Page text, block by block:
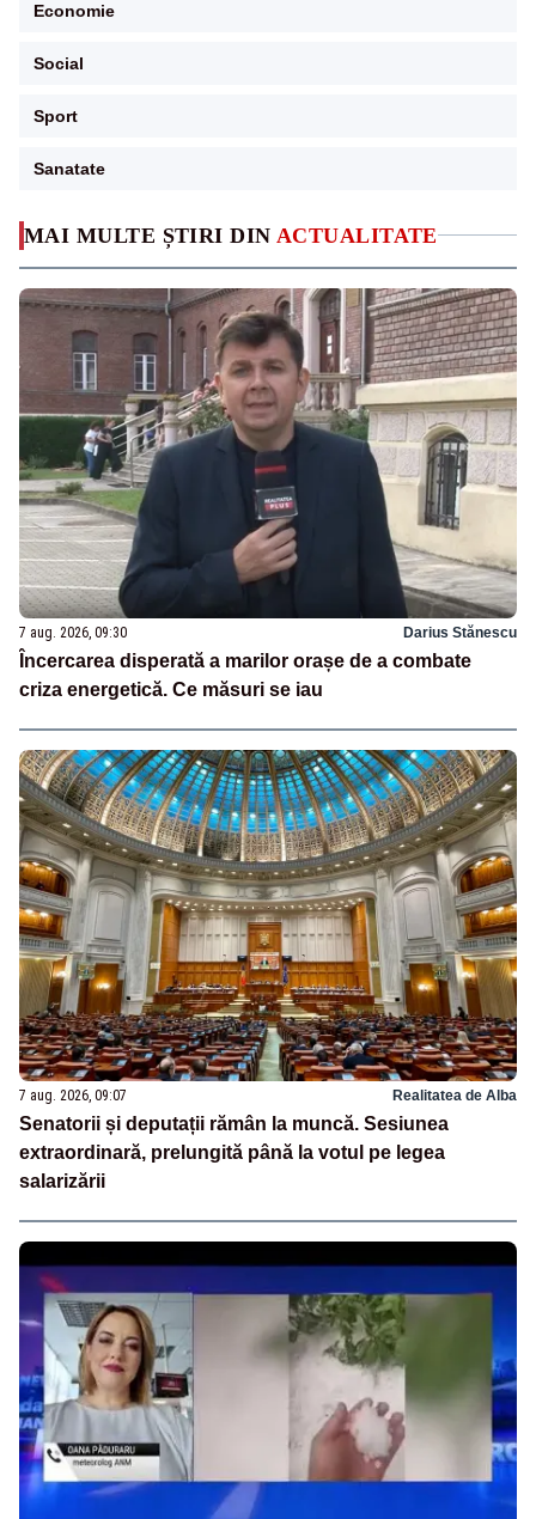
MAI MULTE ȘTIRI DIN ACTUALITATE
7 aug. 2026, 09:30 Darius Stănescu
Încercarea disperată a marilor orașe de a combate
criza energetică. Ce măsuri se iau
7 aug. 2026, 09:07 Realitatea de Alba
Senatorii și deputații rămân la muncă. Sesiunea
extraordinară, prelungită până la votul pe legea
salarizării
Economie
Social
Sport
Sanatate